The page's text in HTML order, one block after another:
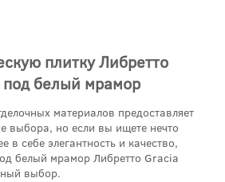
плитку Либретто
белый мрамор
материалов предоставляет
выбора, но если вы ищете нечто
в себе элегантность и качество,
белый мрамор Либретто Gracia
выбор.